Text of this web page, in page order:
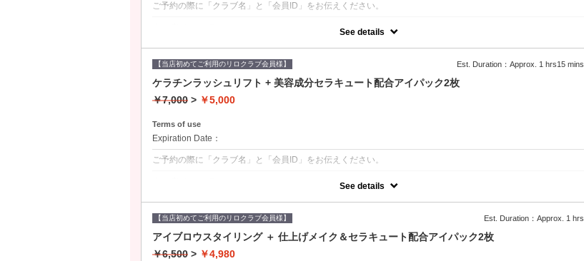
ご予約の際に「クラブ名」と「会員ID」をお伝えください。
・4点オプション付き
①オフ②アイシャンプー③コーティング仕上げ④アイパック2枚付き
See details
【当店初めてご利用のリロクラブ会員様】 Est. Duration：Approx. 1 hrs15 mins
ケラチンラッシュリフト + 美容成分セラキュート配合アイパック2枚
￥7,000 > ￥5,000
Terms of use
Expiration Date：
ご予約の際に「クラブ名」と「会員ID」をお伝えください。
・セラキュート配合アイパック2枚付き
See details
【当店初めてご利用のリロクラブ会員様】 Est. Duration：Approx. 1 hrs
アイブロウスタイリング ＋ 仕上げメイク＆セラキュート配合アイパック2枚
￥6,500 > ￥4,980